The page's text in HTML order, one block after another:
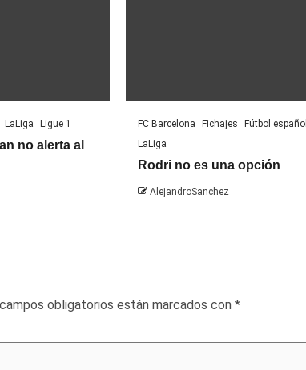
LaLiga Ligue 1
no alerta al
FC Barcelona Fichajes
Fútbol español
LaLiga
Rodri no es una opción
AlejandroSanchez
obligatorios están marcados con *